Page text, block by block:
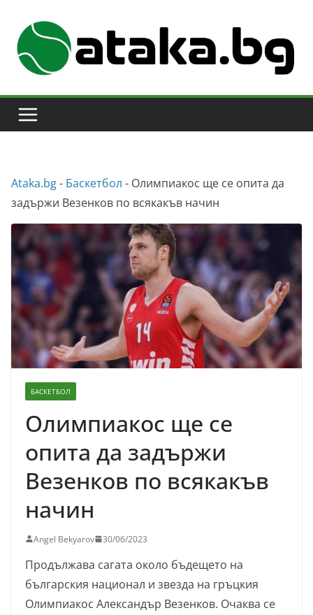
content
Аtaka.bg- Баскетбол - Олимпиакос ще се опита да
задържи Везенков по всякакъв начин
БАСКЕТБОЛ
Олимпиакос ще се
опита да задържи
Везенков по всякакъв
начин
Angel Bekyarov 30/06/2023
Продължава сагата около бъдещето на
българския национал и звезда на гръцкия
Олимпиакос Александър Везенков. Очаква се